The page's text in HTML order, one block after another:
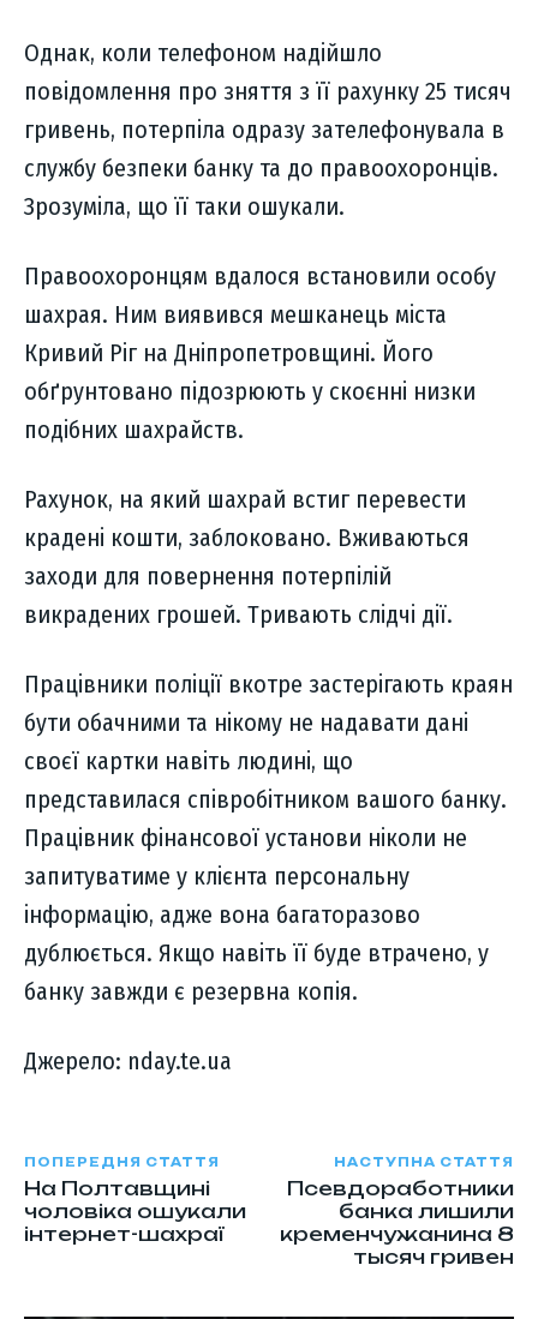
Однак, коли телефоном надійшло
повідомлення про зняття з її рахунку 25 тисяч
гривень, потерпіла одразу зателефонувала в
службу безпеки банку та до правоохоронців.
Зрозуміла, що її таки ошукали.
Правоохоронцям вдалося встановили особу
шахрая. Ним виявився мешканець міста
Кривий Ріг на Дніпропетровщині. Його
обґрунтовано підозрюють у скоєнні низки
подібних шахрайств.
Рахунок, на який шахрай встиг перевести
крадені кошти, заблоковано. Вживаються
заходи для повернення потерпілій
викрадених грошей. Тривають слідчі дії.
Працівники поліції вкотре застерігають краян
бути обачними та нікому не надавати дані
своєї картки навіть людині, що
представилася співробітником вашого банку.
Працівник фінансової установи ніколи не
запитуватиме у клієнта персональну
інформацію, адже вона багаторазово
дублюється. Якщо навіть її буде втрачено, у
банку завжди є резервна копія.
Джерело: nday.te.ua
ПОПЕРЕДНЯ СТАТТЯ
На Полтавщині
чоловіка ошукали
інтернет-шахраї
НАСТУПНА СТАТТЯ
Псевдоработники
банка лишили
кременчужанина 8
тысяч гривен